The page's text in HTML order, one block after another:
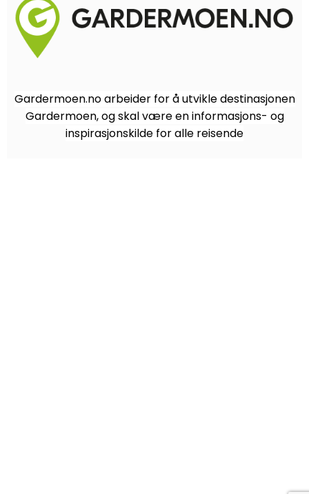
Gardermoen.no arbeider for å utvikle destinasjonen
Gardermoen, og skal være en informasjons- og
inspirasjonskilde for alle reisende